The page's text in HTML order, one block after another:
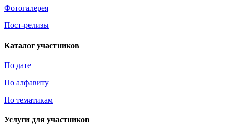
Фотогалерея
Пост-релизы
Каталог участников
По дате
По алфавиту
По тематикам
Услуги для участников